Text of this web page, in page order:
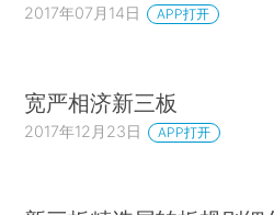
2017年07月14日 APP打开
宽严相济新三板
2017年12月23日 APP打开